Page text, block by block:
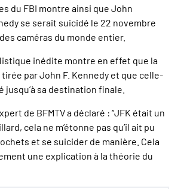
du FBI montre ainsi que John
se serait suicidé le 22 novembre
des caméras du monde entier.
inédite montre en effet que la
par John F. Kennedy et que celle-
jusqu’à sa destination finale.
de BFMTV a déclaré : “JFK était un
cela ne m’étonne pas qu’il ait pu
et se suicider de manière. Cela
une explication à la théorie du